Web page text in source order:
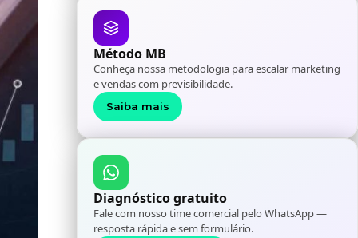
Método MB
Conheça nossa metodologia para escalar marketing
e vendas com previsibilidade.
Saiba mais
Diagnóstico gratuito
Fale com nosso time comercial pelo WhatsApp —
resposta rápida e sem formulário.